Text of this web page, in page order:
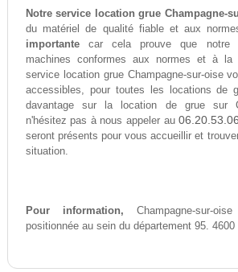
Notre service location grue Champagne-
du matériel de qualité fiable et aux
importantecar cela prouve que notre
machines conformes aux normes et à
service location grue Champagne-sur-oise
accessibles, pour toutes les locations de
davantage sur la location de grue sur
n'hésitez pas à nous appeler au
seront présents pour vous accueillir et
situation.
Pour information, Champagne-sur-
positionnée au sein du département 95.